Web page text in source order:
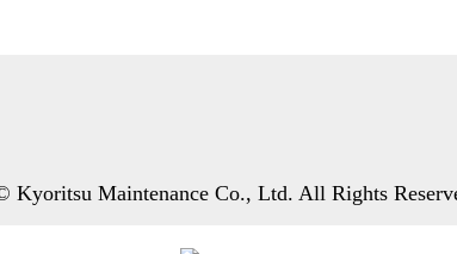
Kyoritsu Maintenance Co., Ltd. All Rights